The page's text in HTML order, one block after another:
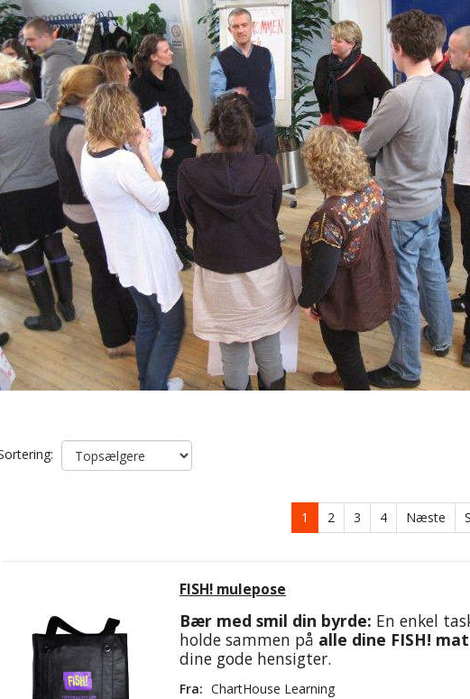
1 2 3 4 Næste
FISH! mulepose
Bær med smil din byrde: En enkel
holde sammen på alle dine FISH!
dine gode hensigter.
Fra: ChartHouse Learning